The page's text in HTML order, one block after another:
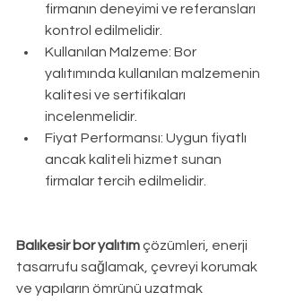
firmanın deneyimi ve referansları
kontrol edilmelidir.
Kullanılan Malzeme: Bor
yalıtımında kullanılan malzemenin
kalitesi ve sertifikaları
incelenmelidir.
Fiyat Performansı: Uygun fiyatlı
ancak kaliteli hizmet sunan
firmalar tercih edilmelidir.
Balıkesir bor yalıtım çözümleri, enerji
tasarrufu sağlamak, çevreyi korumak
ve yapıların ömrünü uzatmak